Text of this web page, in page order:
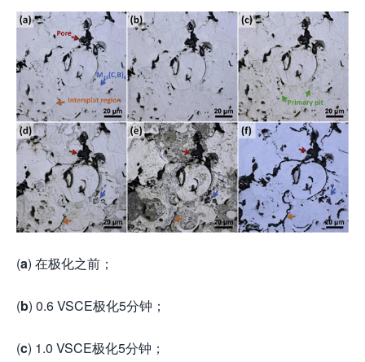
(a) 在极化之前；
(b) 0.6 VSCE极化5分钟；
(c) 1.0 VSCE极化5分钟；